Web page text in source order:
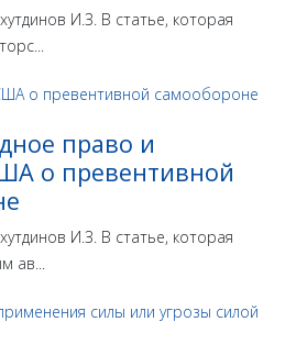
И.З. В статье, которая
право и
о превентивной
И.З. В статье, которая
ав...